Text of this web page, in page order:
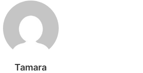
Tamara